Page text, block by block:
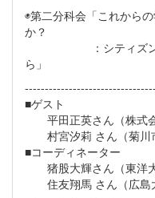
◉第二分科会「これから
か？
：シティズンシッ
ら」
■ゲスト
平田正英さん（株式会
村宮汐莉 さん（菊川
■コーディネーター
猪股大輝さん（東洋大
住友翔馬 さん（広島